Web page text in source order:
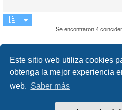
Este sitio web utiliza cookies
obtenga la mejor experiencia
web. Saber más
Se encontraron 4
Borrar
Desarrollado por
® Forum Software ©
Traducción al español porphpBB España
Condiciones